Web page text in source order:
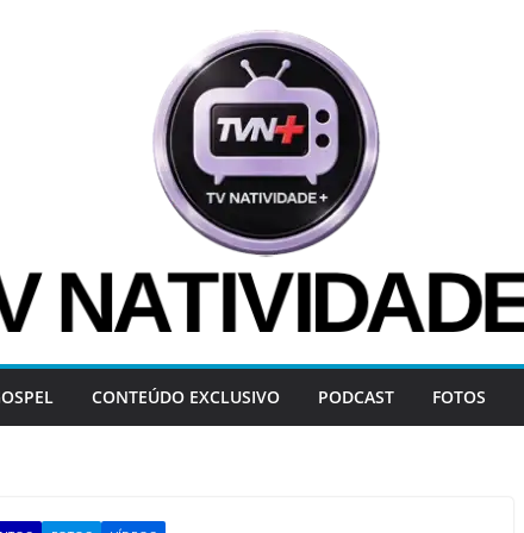
CONTEÚDO EXCLUSIVO PODCAST FOTOS